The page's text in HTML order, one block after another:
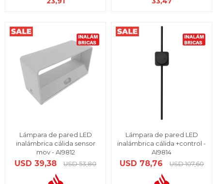
Lámpara de pared LED
inalámbrica cálida sensor
mov - AI9812
USD 39,38 USD 53,80
Lámpara de pared LED
inalámbrica cálida +control -
AI9814
USD 78,76 USD 107,60